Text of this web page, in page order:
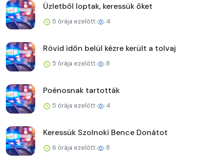
Üzletből loptak, keressük őket
5 órája ezelőtt 4
Rövid időn belül kézre került a tolvaj
5 órája ezelőtt 8
Poénosnak tartották
5 órája ezelőtt 4
Keressük Szolnoki Bence Donátot
6 órája ezelőtt 8